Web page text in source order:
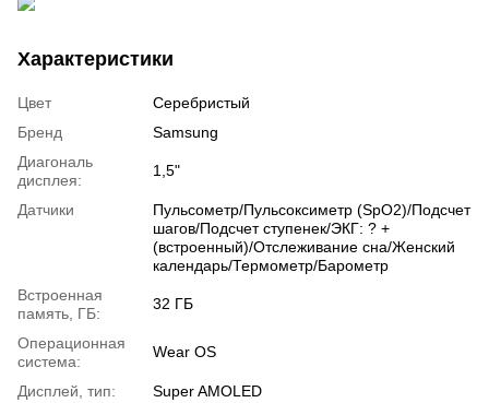
Характеристики
Цвет
Серебристый
Бренд
Samsung
Диагональ
дисплея:
1,5"
Датчики
Пульсометр/Пульсоксиметр (SpO2)/Подсчет
шагов/Подсчет ступенек/ЭКГ: ? +
(встроенный)/Отслеживание сна/Женский
календарь/Термометр/Барометр
Встроенная
память, ГБ:
32 ГБ
Операционная
система:
Wear OS
Дисплей, тип:
Super AMOLED